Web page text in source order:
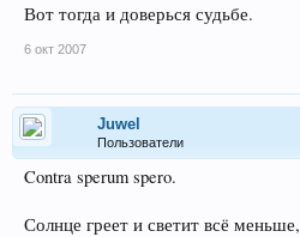
Вот тогда и доверься судьбе.
6 окт 2007
Juwel
Пользователи
Contra sperum spero.
Солнце греет и светит всё меньше,